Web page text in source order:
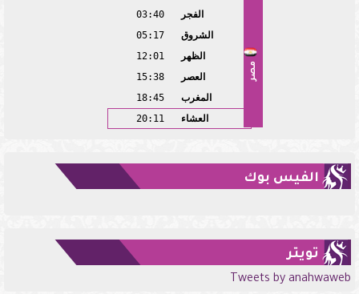
مصر
الفجر
03:40
الشروق
05:17
الظهر
12:01
العصر
15:38
المغرب
18:45
العشاء
20:11
الفيس بوك
تويتر
Tweets by anahwaweb